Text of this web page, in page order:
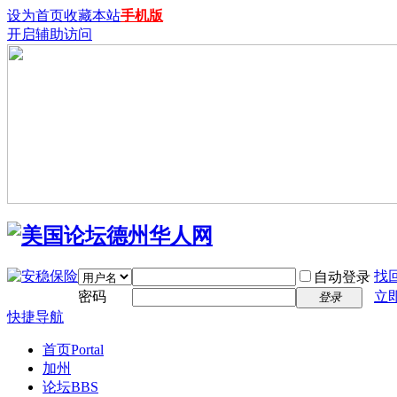
设为首页收藏本站手机版
开启辅助访问
自动登录 找
密码
登录
立
快捷导航
首页Portal
加州
论坛BBS